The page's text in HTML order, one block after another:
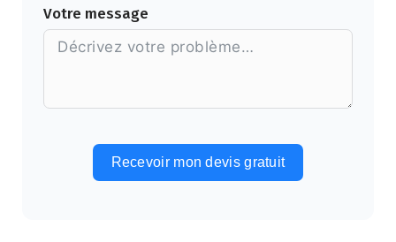
Votre message
Recevoir mon devis gratuit